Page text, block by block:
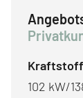
102 kW/